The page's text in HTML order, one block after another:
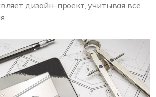
дизайн-проект, учитывая все